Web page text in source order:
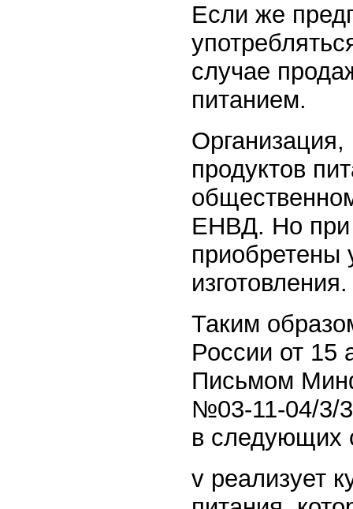
Если же
случае
питанием.
Организация,
продуктов
ЕНВД. Но при
приобретены
изготовления.
Таким
России от 15
Письмом
№03-11-04/3/
в следующих
v реализует